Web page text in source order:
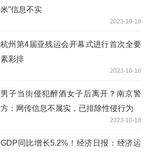
米”信息不实
2023-10-18
杭州第4届亚残运会开幕式进行首次全要
素彩排
2023-10-18
男子当街侵犯醉酒女子后离开？南京警
方：网传信息不属实，已排除性侵行为
2023-10-18
GDP同比增长5.2%！经济日报：经济运